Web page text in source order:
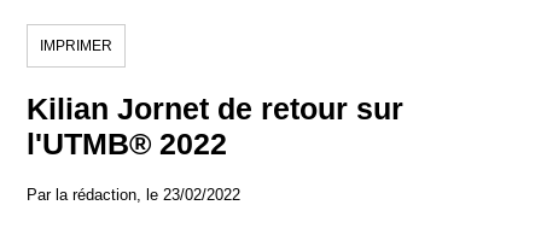
IMPRIMER
Kilian Jornet de retour sur
l'UTMB® 2022
Par la rédaction, le 23/02/2022